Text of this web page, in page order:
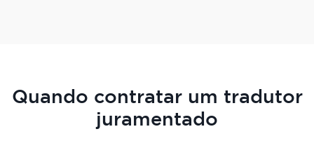
Quando contratar um tradutor
juramentado